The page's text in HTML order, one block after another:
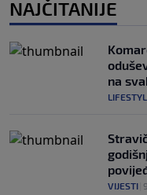
NAJČITANIJE
na
VIJESTI